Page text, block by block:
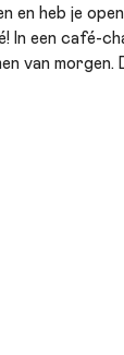
en heb je
In een café-
van morgen.